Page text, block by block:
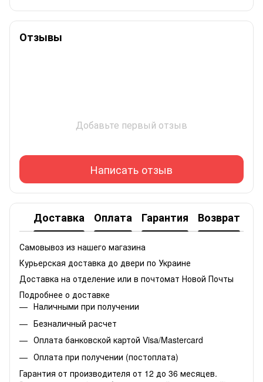
Отзывы
Добавьте первый отзыв
Написать отзыв
Доставка Оплата Гарантия Возврат
Самовывоз из нашего магазина
Курьерская доставка до двери по Украине
Доставка на отделение или в почтомат Новой Почты
Подробнее о доставке
Наличными при получении
Безналичный расчет
Оплата банковской картой Visa/Mastercard
Оплата при получении (постоплата)
Гарантия от производителя от 12 до 36 месяцев.